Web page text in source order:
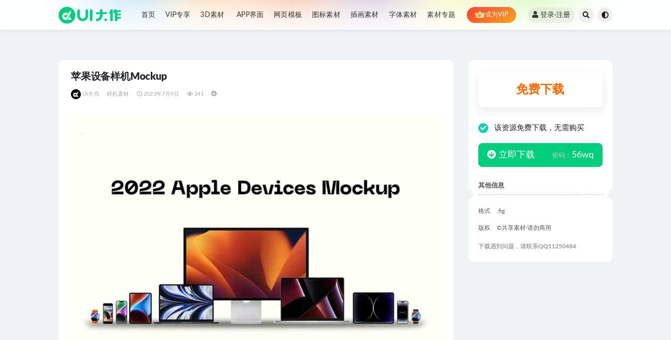
首页 VIP专享 3D素材 APP界面 网页模板 图标素材 插画素材 字体素材 素材专题 成为VIP 登录·注册
苹果设备样机Mockup
UI大作 样机素材 2023年7月9日 141 免费下载
该资源免费下载，无需购买
立即下载 密码： 56wq
其他信息
格式 .fig
版权 ©共享素材·请勿商用
下载遇到问题，请联系QQ11250484